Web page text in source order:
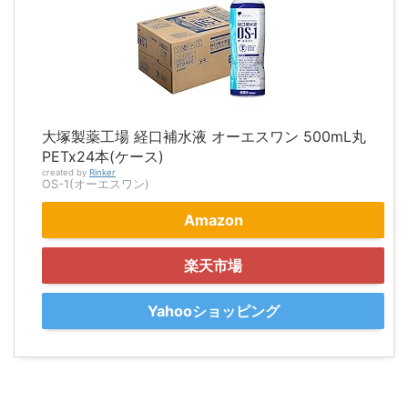
大塚製薬工場 経口補水液 オーエスワン 500mL丸
PETx24本(ケース)
created by Rinker
OS-1(オーエスワン)
Amazon
楽天市場
Yahooショッピング